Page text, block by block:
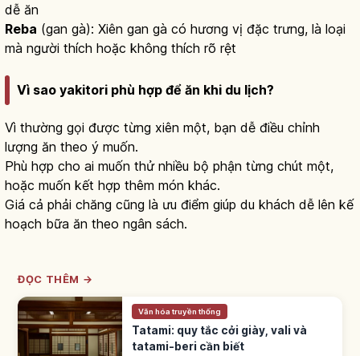
dễ ăn
Reba (gan gà): Xiên gan gà có hương vị đặc trưng, là loại
mà người thích hoặc không thích rõ rệt
Vì sao yakitori phù hợp để ăn khi du lịch?
Vì thường gọi được từng xiên một, bạn dễ điều chỉnh
lượng ăn theo ý muốn.
Phù hợp cho ai muốn thử nhiều bộ phận từng chút một,
hoặc muốn kết hợp thêm món khác.
Giá cả phải chăng cũng là ưu điểm giúp du khách dễ lên kế
hoạch bữa ăn theo ngân sách.
ĐỌC THÊM →
Văn hóa truyền thống
Tatami: quy tắc cởi giày, vali và
tatami-beri cần biết